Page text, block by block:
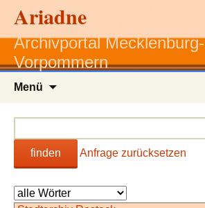
Ariadne
Archivportal Mecklenburg-
Vorpommern
Menü
finden Anfrage zurücksetzen